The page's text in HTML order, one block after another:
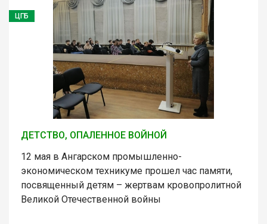
ЦГБ
ДЕТСТВО, ОПАЛЕННОЕ ВОЙНОЙ
12 мая в Ангарском промышленно-
экономическом техникуме прошел час памяти,
посвященный детям – жертвам кровопролитной
Великой Отечественной войны